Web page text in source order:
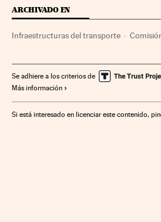
ARCHIVADO EN
Infraestructuras del transporte
Se adhiere a los criterios de
Más información
Si está interesado en licenciar este contenido,